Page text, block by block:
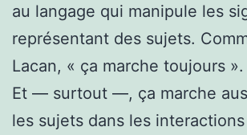
au langage qui manipule les
représentant des sujets.
Lacan, « ça marche toujours ».
Et — surtout —, ça marche
les sujets dans les